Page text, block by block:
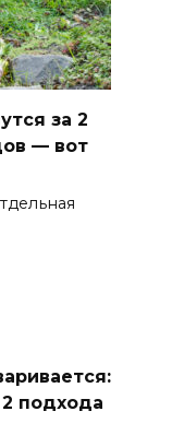
за 2
— вот
подхода